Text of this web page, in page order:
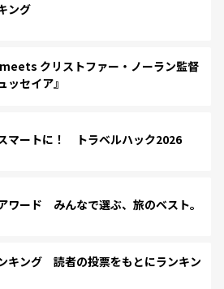
ング
クリストファー・ノーラン監督
ッセイア』
マートに！ トラベルハック2026
ワード みんなで選ぶ、旅のベスト。
キング 読者の投票をもとにランキン